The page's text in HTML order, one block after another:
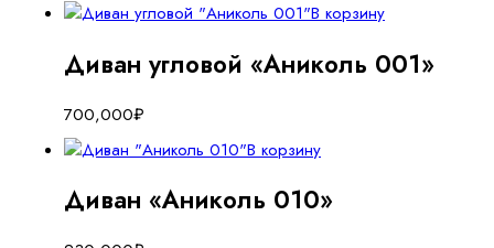
В корзину
Диван угловой «Аниколь 001»
700,000₽
В корзину
Диван «Аниколь 010»